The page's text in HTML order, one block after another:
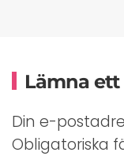
Lämna ett
Din e-
Obligatoriska